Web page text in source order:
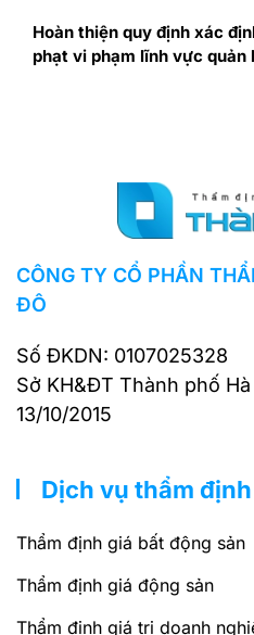
Hoàn thiện quy định xác
phạt vi phạm lĩnh vực quản
CÔNG TY CỔ PHẦN
ĐÔ
Số ĐKDN: 0107025328
Sở KH&ĐT Thành phố
13/10/2015
Dịch vụ thẩm định
Thẩm định giá bất động sản
Thẩm định giá động sản
Thẩm định giá trị doanh